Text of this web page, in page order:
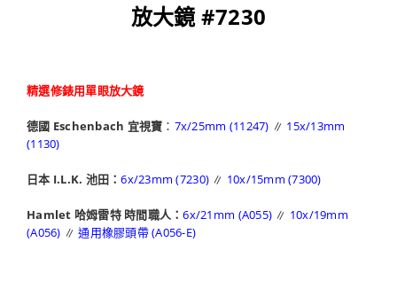
放大鏡 #7230
精選修錶用單眼放大鏡
德國 Eschenbach 宜視寶 ： 7x/25mm (11247) ∥ 15x/13mm
(1130)
日本 I.L.K. 池田：6x/23mm (7230) ∥ 10x/15mm (7300)
Hamlet 哈姆雷特 時間職人：6x/21mm (A055) ∥ 10x/19mm
(A056) ∥通用橡膠頭帶 (A056-E)